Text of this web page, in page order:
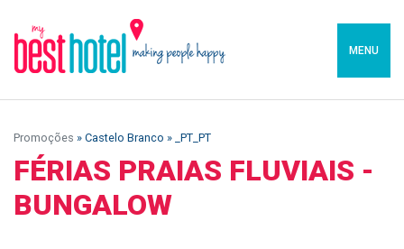
MENU
Promoções » Castelo Branco » _PT_PT
FÉRIAS PRAIAS FLUVIAIS -
BUNGALOW